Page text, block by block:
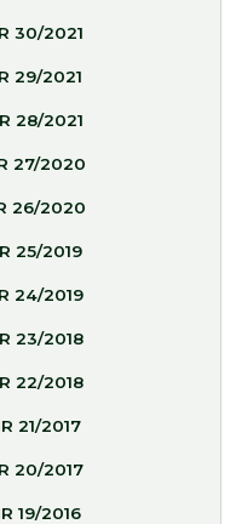
30/2021
29/2021
28/2021
27/2020
26/2020
25/2019
24/2019
23/2018
22/2018
21/2017
20/2017
19/2016